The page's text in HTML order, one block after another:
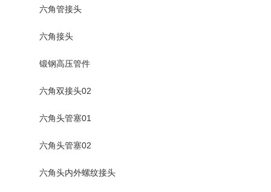
六角管接头
六角接头
锻钢高压管件
六角双接头02
六角头管塞01
六角头管塞02
六角头内外螺纹接头